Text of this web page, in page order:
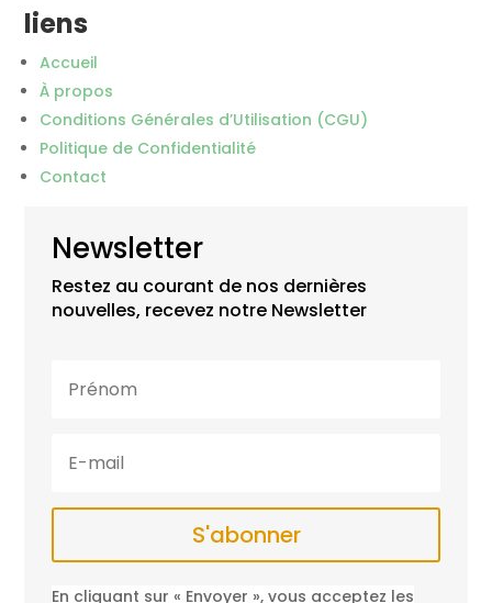
liens
Accueil
À propos
Conditions Générales d’Utilisation (CGU)
Politique de Confidentialité
Contact
Newsletter
Restez au courant de nos dernières
nouvelles, recevez notre Newsletter
S'abonner
En cliquant sur « Envoyer », vous acceptez les